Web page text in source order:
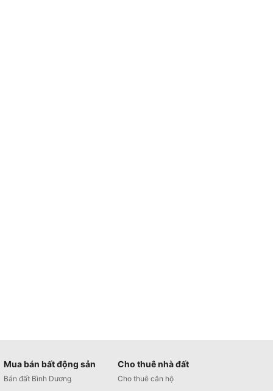
Mua bán bất động sản
Bán đất Bình Dương
Cho thuê nhà đất
Cho thuê căn hộ